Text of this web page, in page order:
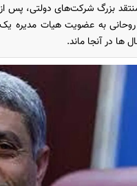
بزرگ شرکت‌های دولتی، پس از
به عضویت هیات مدیره
ها در آنجا ماند.